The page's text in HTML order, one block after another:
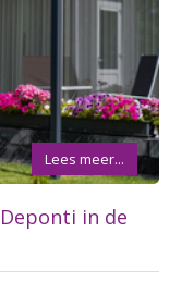
in de
Lees meer...